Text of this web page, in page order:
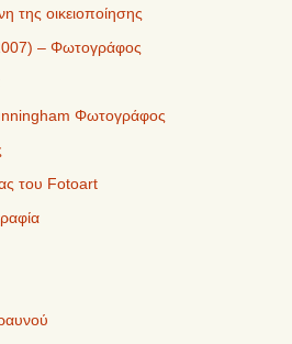
της οικειοποίησης
– Φωτογράφος
Φωτογράφος
του Fotoart